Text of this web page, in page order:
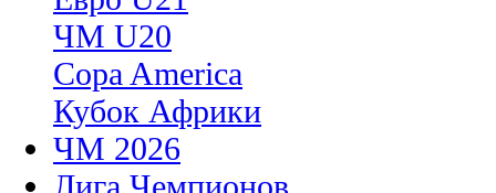
ЧМ U20
Copa America
Кубок Африки
ЧМ 2026
Лига Чемпионов